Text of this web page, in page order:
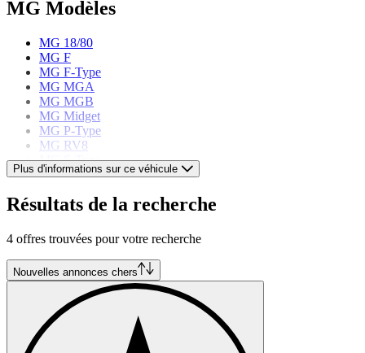
MG Modèles
MG 18/80
MG F
MG F-Type
MG MGA
MG MGB
MG Midget
MG P-Type
MG RV8
MG S-Type
MG T-Type
MG V-Type
Plus d'informations sur ce véhicule
Résultats de la recherche
4 offres trouvées pour votre recherche
Nouvelles annonces chers